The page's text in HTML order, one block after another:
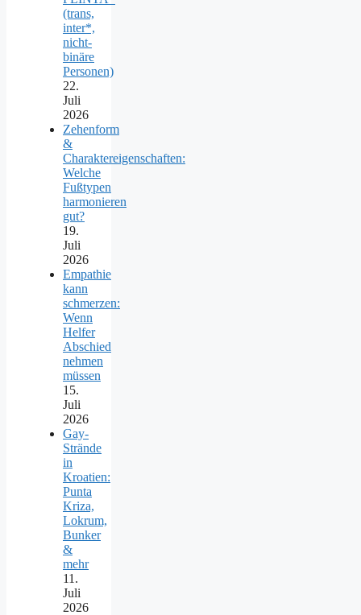
(trans,
inter*,
nicht-
binäre
Personen)
22.
Juli
2026
Zehenform
&
Charaktereigenschaften:
Welche
Fußtypen
harmonieren
gut?
19.
Juli
2026
Empathie
kann
schmerzen:
Wenn
Helfer
Abschied
nehmen
müssen
15.
Juli
2026
Gay-
Strände
in
Kroatien:
Punta
Kriza,
Lokrum,
Bunker
&
mehr
11.
Juli
2026